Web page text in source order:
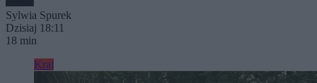
Sylwia Spurek
Dzisiaj 18:11
18 min
Kraj